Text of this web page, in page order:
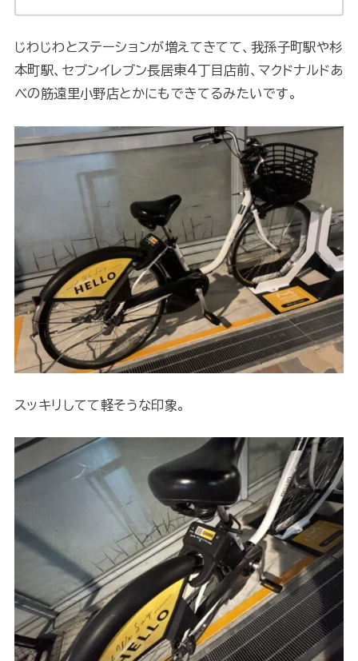
じわじわとステーションが増えてきてて、我孫子町駅や杉
本町駅、セブンイレブン長居東4丁目店前、マクドナルドあ
べの筋遠里小野店とかにもできてるみたいです。
スッキリしてて軽そうな印象。